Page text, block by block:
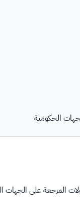
الحكومية
الحكومية ...